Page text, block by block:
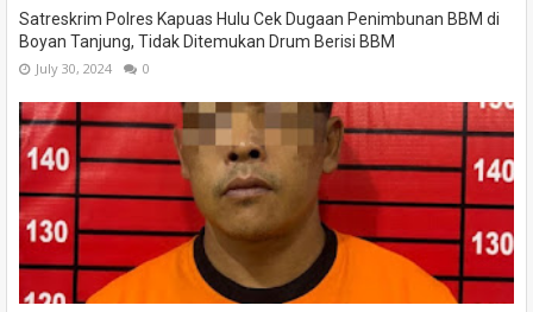
Satreskrim Polres Kapuas Hulu Cek Dugaan Penimbunan BBM di
Boyan Tanjung, Tidak Ditemukan Drum Berisi BBM
July 30, 2024 0